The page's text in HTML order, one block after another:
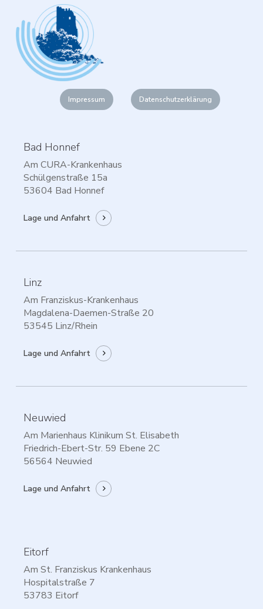
Impressum Datenschutzerklärung
Bad Honnef
Am CURA-Krankenhaus
Schülgenstraße 15a
53604 Bad Honnef
Lage und Anfahrt
Linz
Am Franziskus-Krankenhaus
Magdalena-Daemen-Straße 20
53545 Linz/Rhein
Lage und Anfahrt
Neuwied
Am Marienhaus Klinikum St. Elisabeth
Friedrich-Ebert-Str. 59 Ebene 2C
56564 Neuwied
Lage und Anfahrt
Eitorf
Am St. Franziskus Krankenhaus
Hospitalstraße 7
53783 Eitorf